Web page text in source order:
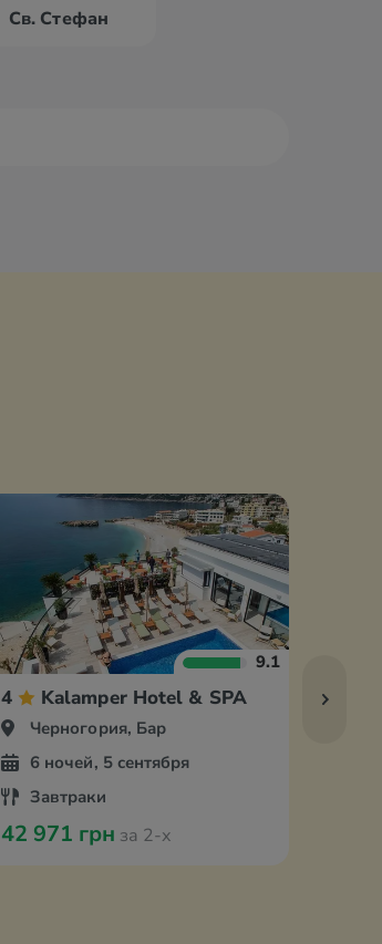
Св. Стефан
9.1
4 Kalamper Hotel & SPA
Черногория, Бар
6 ночей, 5 сентября
Завтраки
42 971 грн за 2-х